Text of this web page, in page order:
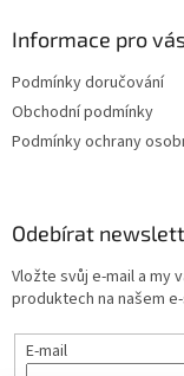
Informace pro
Podmínky doručování
Obchodní podmínky
Podmínky ochrany
Odebírat
Vložte svůj e-mail a my
produktech na našem
E-mail